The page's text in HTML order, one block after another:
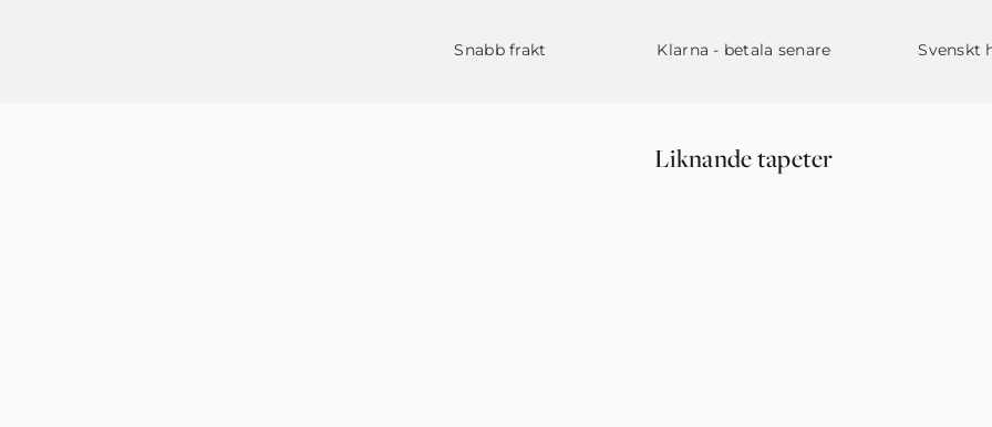
Snabb frakt Klarna - betala senare Svenskt
Liknande tapeter